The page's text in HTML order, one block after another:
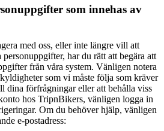
som innehas av
med oss, eller inte längre vill att
har du rätt att begära att
från våra system. Vänligen notera
som vi måste följa som kräver
dina förfrågningar eller att behålla viss
hos TripnBikers, vänligen logga in
Om du behöver hjälp, vänligen
e-postadress: